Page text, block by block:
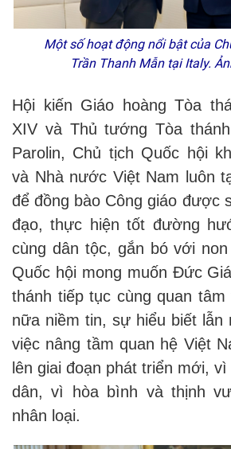
Một số hoạt động nổi bật của
Trần Thanh Mẫn tại Italy.
Hội kiến Giáo hoàng Tòa
XIV và Thủ tướng Tòa
Parolin, Chủ tịch Quốc hội
và Nhà nước Việt Nam luôn
để đồng bào Công giáo được
đạo, thực hiện tốt đường
cùng dân tộc, gắn bó với non
Quốc hội mong muốn Đức
thánh tiếp tục cùng quan
nữa niềm tin, sự hiểu biết lẫn
việc nâng tầm quan hệ Việt
lên giai đoạn phát triển mới,
dân, vì hòa bình và thịnh
nhân loại.